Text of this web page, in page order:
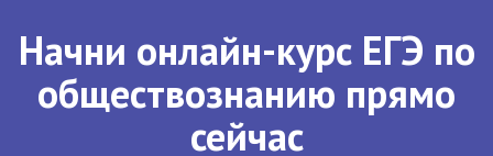
Начни онлайн-курс ЕГЭ по
обществознанию прямо
сейчас